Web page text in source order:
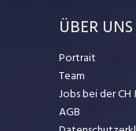
ÜBER UNS
Portrait
Team
Jobs bei der CH
AGB